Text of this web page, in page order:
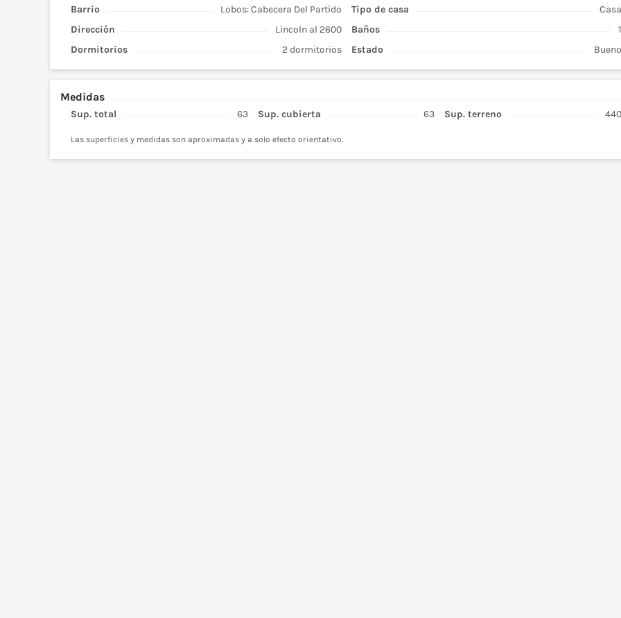
Barrio
Lobos: Cabecera Del Partido
Dirección
Lincoln al 2600
Dormitorios
2 dormitorios
Tipo de casa
Casa
Baños
1
Estado
Bueno
Medidas
Sup. total 63 Sup. cubierta 63 Sup. terreno 440
Las superficies y medidas son aproximadas y a solo efecto orientativo.